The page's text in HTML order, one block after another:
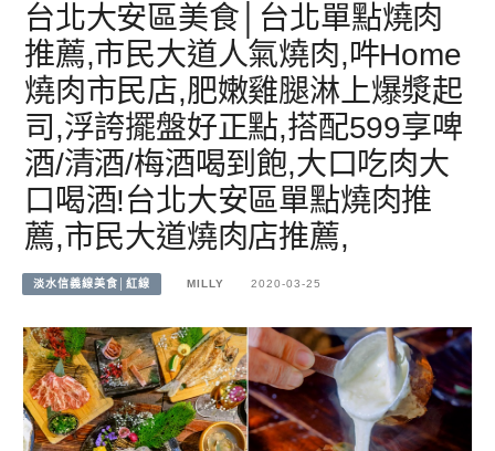
台北大安區美食│台北單點燒肉
推薦,市民大道人氣燒肉,吽Home
燒肉市民店,肥嫩雞腿淋上爆漿起
司,浮誇擺盤好正點,搭配599享啤
酒/清酒/梅酒喝到飽,大口吃肉大
口喝酒!台北大安區單點燒肉推
薦,市民大道燒肉店推薦,
淡水信義線美食│紅線 MILLY 2020-03-25